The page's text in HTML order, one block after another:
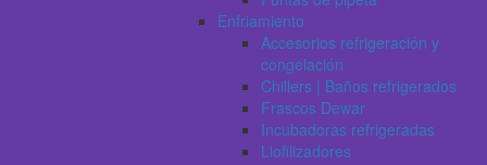
Enfriamiento
Accesorios refrigeración y
congelación
Chillers | Baños refrigerados
Frascos Dewar
Incubadoras refrigeradas
Liofilizadores